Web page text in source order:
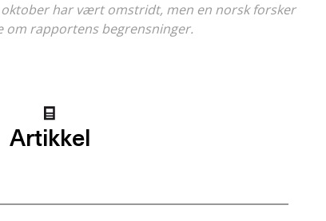
har vært omstridt, men en norsk forsker
rapportens begrensninger.